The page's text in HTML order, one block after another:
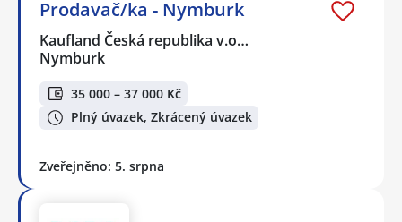
Prodavač/ka - Nymburk
Kaufland Česká republika v.o…
Nymburk
35 000 – 37 000 Kč
Plný úvazek, Zkrácený úvazek
Zveřejněno: 5. srpna